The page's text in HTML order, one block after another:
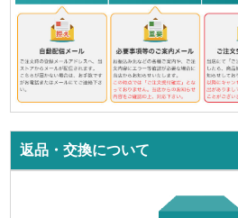
返品・交換について